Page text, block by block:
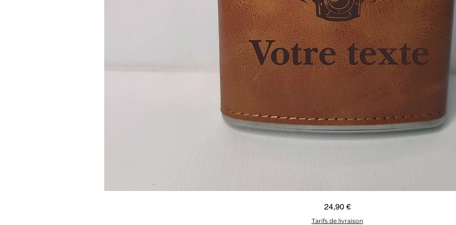
Aperçu rapide
Prix
24,90 €
Tarifs de livraison